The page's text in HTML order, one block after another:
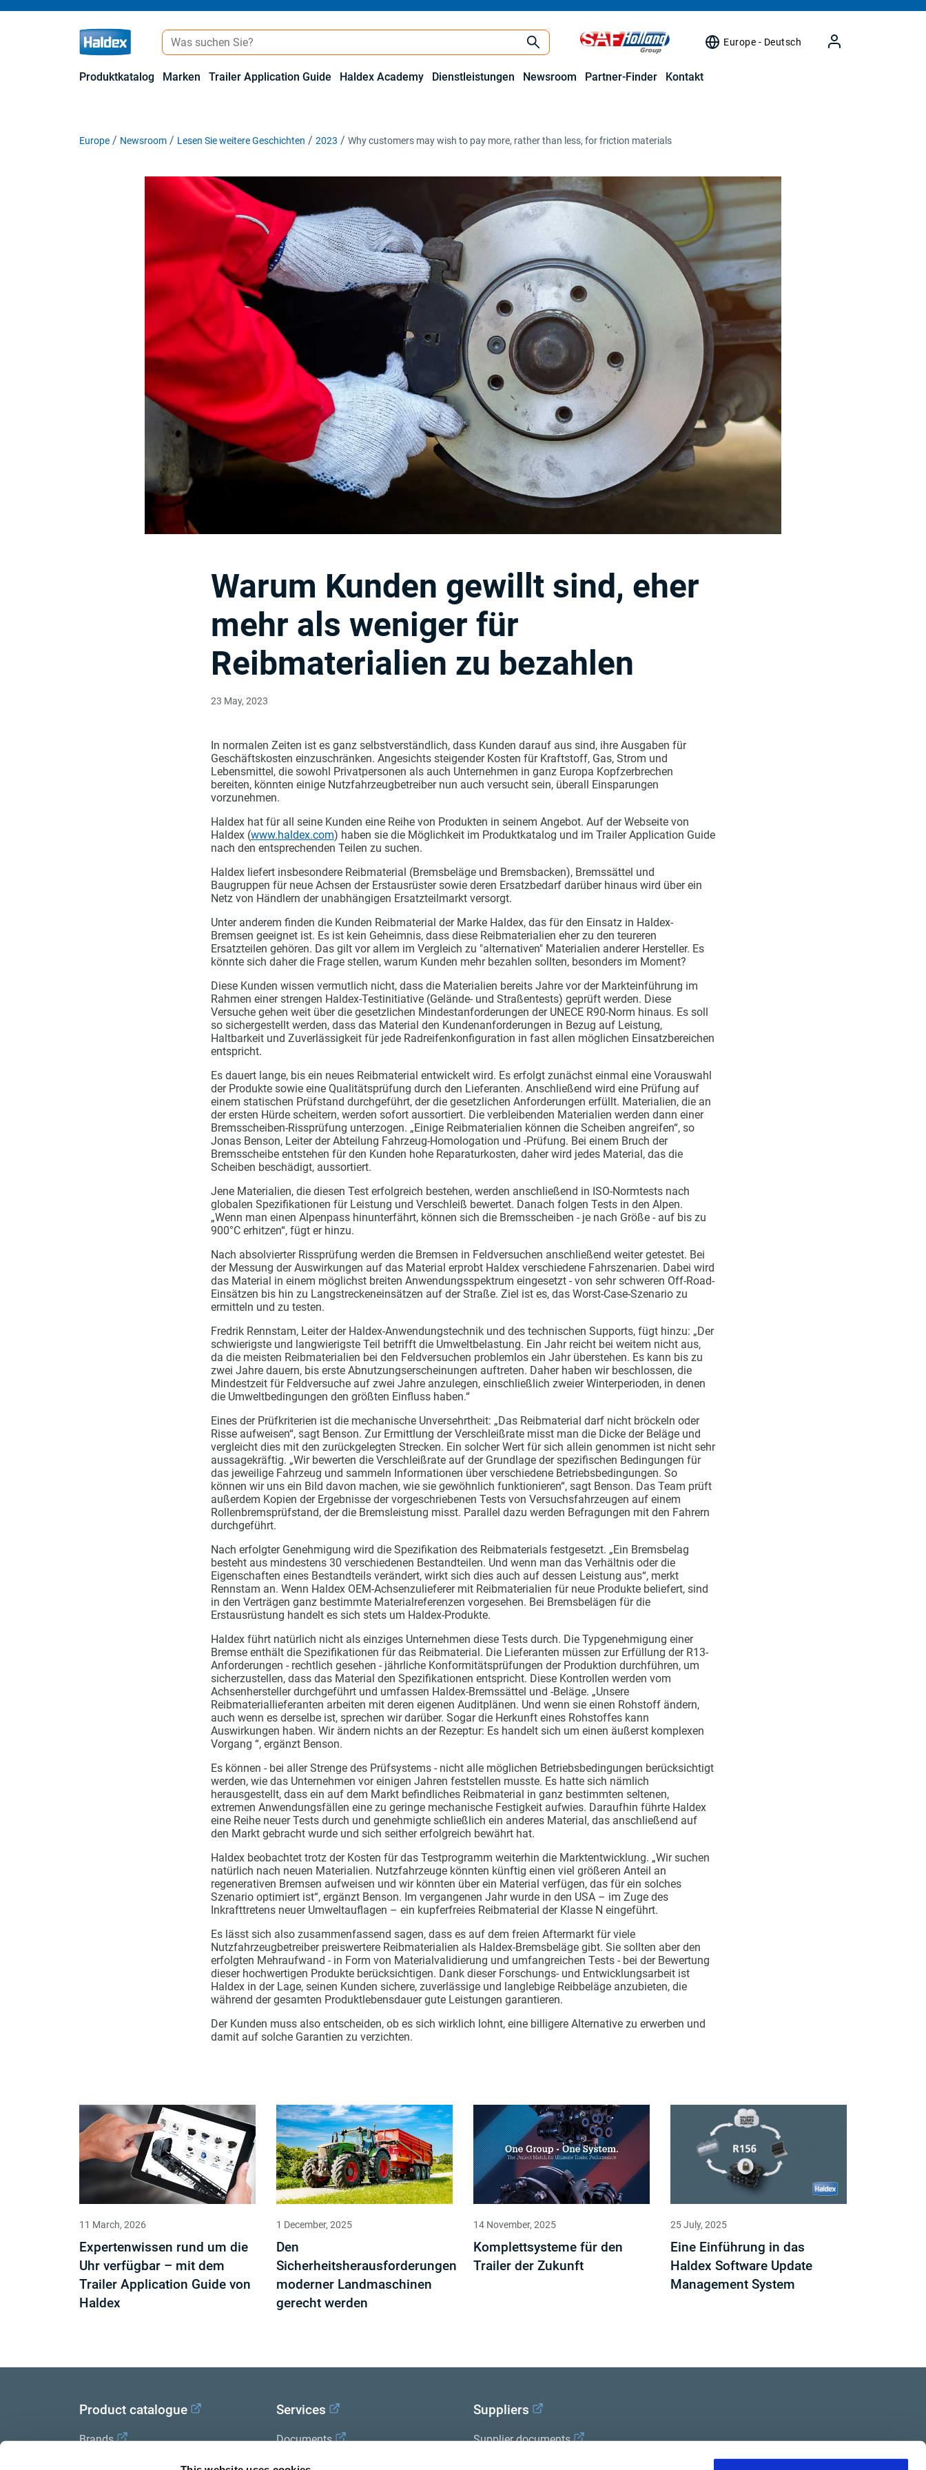
Europe - Deutsch
Produktkatalog Marken Trailer Application Guide Haldex Academy Dienstleistungen Newsroom Partner-Finder Kontakt
Europe Newsroom Lesen Sie weitere Geschichten 2023 Why customers may wish to pay more, rather than less, for friction materials
Warum Kunden gewillt sind, eher
mehr als weniger für
Reibmaterialien zu bezahlen
23 May, 2023
In normalen Zeiten ist es ganz selbstverständlich, dass Kunden darauf aus sind, ihre Ausgaben für
Geschäftskosten einzuschränken. Angesichts steigender Kosten für Kraftstoff, Gas, Strom und
Lebensmittel, die sowohl Privatpersonen als auch Unternehmen in ganz Europa Kopfzerbrechen
bereiten, könnten einige Nutzfahrzeugbetreiber nun auch versucht sein, überall Einsparungen
vorzunehmen.
Haldex hat für all seine Kunden eine Reihe von Produkten in seinem Angebot. Auf der Webseite von
Haldex (www.haldex.com) haben sie die Möglichkeit im Produktkatalog und im Trailer Application Guide
nach den entsprechenden Teilen zu suchen.
Haldex liefert insbesondere Reibmaterial (Bremsbeläge und Bremsbacken), Bremssättel und
Baugruppen für neue Achsen der Erstausrüster sowie deren Ersatzbedarf darüber hinaus wird über ein
Netz von Händlern der unabhängigen Ersatzteilmarkt versorgt.
Unter anderem finden die Kunden Reibmaterial der Marke Haldex, das für den Einsatz in Haldex-
Bremsen geeignet ist. Es ist kein Geheimnis, dass diese Reibmaterialien eher zu den teureren
Ersatzteilen gehören. Das gilt vor allem im Vergleich zu "alternativen" Materialien anderer Hersteller. Es
könnte sich daher die Frage stellen, warum Kunden mehr bezahlen sollten, besonders im Moment?
Diese Kunden wissen vermutlich nicht, dass die Materialien bereits Jahre vor der Markteinführung im
Rahmen einer strengen Haldex-Testinitiative (Gelände- und Straßentests) geprüft werden. Diese
Versuche gehen weit über die gesetzlichen Mindestanforderungen der UNECE R90-Norm hinaus. Es soll
so sichergestellt werden, dass das Material den Kundenanforderungen in Bezug auf Leistung,
Haltbarkeit und Zuverlässigkeit für jede Radreifenkonfiguration in fast allen möglichen Einsatzbereichen
entspricht.
Es dauert lange, bis ein neues Reibmaterial entwickelt wird. Es erfolgt zunächst einmal eine Vorauswahl
der Produkte sowie eine Qualitätsprüfung durch den Lieferanten. Anschließend wird eine Prüfung auf
einem statischen Prüfstand durchgeführt, der die gesetzlichen Anforderungen erfüllt. Materialien, die an
der ersten Hürde scheitern, werden sofort aussortiert. Die verbleibenden Materialien werden dann einer
Bremsscheiben-Rissprüfung unterzogen. „Einige Reibmaterialien können die Scheiben angreifen“, so
Jonas Benson, Leiter der Abteilung Fahrzeug-Homologation und -Prüfung. Bei einem Bruch der
Bremsscheibe entstehen für den Kunden hohe Reparaturkosten, daher wird jedes Material, das die
Scheiben beschädigt, aussortiert.
Jene Materialien, die diesen Test erfolgreich bestehen, werden anschließend in ISO-Normtests nach
globalen Spezifikationen für Leistung und Verschleiß bewertet. Danach folgen Tests in den Alpen.
„Wenn man einen Alpenpass hinunterfährt, können sich die Bremsscheiben - je nach Größe - auf bis zu
900°C erhitzen“, fügt er hinzu.
Nach absolvierter Rissprüfung werden die Bremsen in Feldversuchen anschließend weiter getestet. Bei
der Messung der Auswirkungen auf das Material erprobt Haldex verschiedene Fahrszenarien. Dabei wird
das Material in einem möglichst breiten Anwendungsspektrum eingesetzt - von sehr schweren Off-Road-
Einsätzen bis hin zu Langstreckeneinsätzen auf der Straße. Ziel ist es, das Worst-Case-Szenario zu
ermitteln und zu testen.
Fredrik Rennstam, Leiter der Haldex-Anwendungstechnik und des technischen Supports, fügt hinzu: „Der
schwierigste und langwierigste Teil betrifft die Umweltbelastung. Ein Jahr reicht bei weitem nicht aus,
da die meisten Reibmaterialien bei den Feldversuchen problemlos ein Jahr überstehen. Es kann bis zu
zwei Jahre dauern, bis erste Abnutzungserscheinungen auftreten. Daher haben wir beschlossen, die
Mindestzeit für Feldversuche auf zwei Jahre anzulegen, einschließlich zweier Winterperioden, in denen
die Umweltbedingungen den größten Einfluss haben.“
Eines der Prüfkriterien ist die mechanische Unversehrtheit: „Das Reibmaterial darf nicht bröckeln oder
Risse aufweisen“, sagt Benson. Zur Ermittlung der Verschleißrate misst man die Dicke der Beläge und
vergleicht dies mit den zurückgelegten Strecken. Ein solcher Wert für sich allein genommen ist nicht sehr
aussagekräftig. „Wir bewerten die Verschleißrate auf der Grundlage der spezifischen Bedingungen für
das jeweilige Fahrzeug und sammeln Informationen über verschiedene Betriebsbedingungen. So
können wir uns ein Bild davon machen, wie sie gewöhnlich funktionieren“, sagt Benson. Das Team prüft
außerdem Kopien der Ergebnisse der vorgeschriebenen Tests von Versuchsfahrzeugen auf einem
Rollenbremsprüfstand, der die Bremsleistung misst. Parallel dazu werden Befragungen mit den Fahrern
durchgeführt.
Nach erfolgter Genehmigung wird die Spezifikation des Reibmaterials festgesetzt. „Ein Bremsbelag
besteht aus mindestens 30 verschiedenen Bestandteilen. Und wenn man das Verhältnis oder die
Eigenschaften eines Bestandteils verändert, wirkt sich dies auch auf dessen Leistung aus“, merkt
Rennstam an. Wenn Haldex OEM-Achsenzulieferer mit Reibmaterialien für neue Produkte beliefert, sind
in den Verträgen ganz bestimmte Materialreferenzen vorgesehen. Bei Bremsbelägen für die
Erstausrüstung handelt es sich stets um Haldex-Produkte.
Haldex führt natürlich nicht als einziges Unternehmen diese Tests durch. Die Typgenehmigung einer
Bremse enthält die Spezifikationen für das Reibmaterial. Die Lieferanten müssen zur Erfüllung der R13-
Anforderungen - rechtlich gesehen - jährliche Konformitätsprüfungen der Produktion durchführen, um
sicherzustellen, dass das Material den Spezifikationen entspricht. Diese Kontrollen werden vom
Achsenhersteller durchgeführt und umfassen Haldex-Bremssättel und -Beläge. „Unsere
Reibmateriallieferanten arbeiten mit deren eigenen Auditplänen. Und wenn sie einen Rohstoff ändern,
auch wenn es derselbe ist, sprechen wir darüber. Sogar die Herkunft eines Rohstoffes kann
Auswirkungen haben. Wir ändern nichts an der Rezeptur: Es handelt sich um einen äußerst komplexen
Vorgang “, ergänzt Benson.
Es können - bei aller Strenge des Prüfsystems - nicht alle möglichen Betriebsbedingungen berücksichtigt
werden, wie das Unternehmen vor einigen Jahren feststellen musste. Es hatte sich nämlich
herausgestellt, dass ein auf dem Markt befindliches Reibmaterial in ganz bestimmten seltenen,
extremen Anwendungsfällen eine zu geringe mechanische Festigkeit aufwies. Daraufhin führte Haldex
eine Reihe neuer Tests durch und genehmigte schließlich ein anderes Material, das anschließend auf
den Markt gebracht wurde und sich seither erfolgreich bewährt hat.
Haldex beobachtet trotz der Kosten für das Testprogramm weiterhin die Marktentwicklung. „Wir suchen
natürlich nach neuen Materialien. Nutzfahrzeuge könnten künftig einen viel größeren Anteil an
regenerativen Bremsen aufweisen und wir könnten über ein Material verfügen, das für ein solches
Szenario optimiert ist“, ergänzt Benson. Im vergangenen Jahr wurde in den USA – im Zuge des
Inkrafttretens neuer Umweltauflagen – ein kupferfreies Reibmaterial der Klasse N eingeführt.
Es lässt sich also zusammenfassend sagen, dass es auf dem freien Aftermarkt für viele
Nutzfahrzeugbetreiber preiswertere Reibmaterialien als Haldex-Bremsbeläge gibt. Sie sollten aber den
erfolgten Mehraufwand - in Form von Materialvalidierung und umfangreichen Tests - bei der Bewertung
dieser hochwertigen Produkte berücksichtigen. Dank dieser Forschungs- und Entwicklungsarbeit ist
Haldex in der Lage, seinen Kunden sichere, zuverlässige und langlebige Reibbeläge anzubieten, die
während der gesamten Produktlebensdauer gute Leistungen garantieren.
Der Kunden muss also entscheiden, ob es sich wirklich lohnt, eine billigere Alternative zu erwerben und
damit auf solche Garantien zu verzichten.
11 March, 2026
Expertenwissen rund um die
Uhr verfügbar – mit dem
Trailer Application Guide von
Haldex
1 December, 2025
Den
Sicherheitsherausforderungen
moderner Landmaschinen
gerecht werden
14 November, 2025
Komplettsysteme für den
Trailer der Zukunft
25 July, 2025
Eine Einführung in das
Haldex Software Update
Management System
Product catalogue
Brands
Trailer Application Guide
Services
Documents
Haldex Academy
Suppliers
Supplier documents